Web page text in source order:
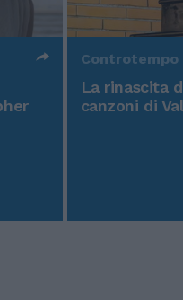
Controtempo
La rinascita
canzoni di